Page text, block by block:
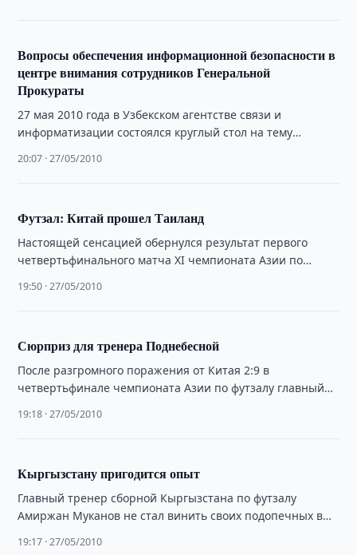
Вопросы обеспечения информационной безопасности в
центре внимания сотрудников Генеральной
Прокураты
27 мая 2010 года в Узбекском агентстве связи и
информатизации состоялся круглый стол на тему
при …
20:07 · 27/05/2010
Футзал: Китай прошел Таиланд
Настоящей сенсацией обернулся результат первого
четвертьфинального матча XI чемпионата Азии по
Таиланда и Китая.
19:50 · 27/05/2010
Сюрприз для тренера Поднебесной
После разгромного поражения от Китая 2:9 в
четвертьфинале чемпионата Азии по футзалу главный
…
19:18 · 27/05/2010
Кыргызстану пригодится опыт
Главный тренер сборной Кыргызстана по футзалу
Амиржан Муканов не стал винить своих подопечных в
отметив, …
19:17 · 27/05/2010